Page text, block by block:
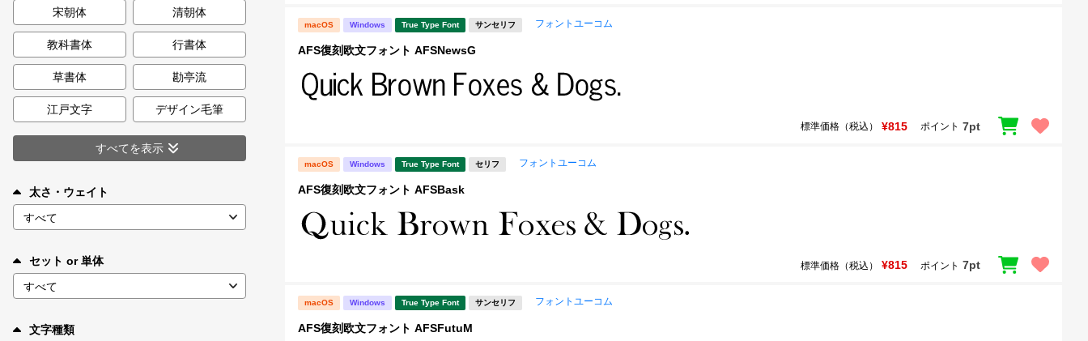
マイページ
お気に入り
ご利用ガイド
お問い合わせ
宋朝体 清朝体
教科書体 行書体
草書体 勘亭流
江戸文字 デザイン毛筆
すべてを表示
太さ・ウェイト
セット or 単体
文字種類
macOS Windows True Type Font サンセリフ フォントユーコム
AFS復刻欧文フォント AFSNewsG
標準価格（税込） ¥815 ポイント 7pt
macOS Windows True Type Font セリフ フォントユーコム
AFS復刻欧文フォント AFSBask
標準価格（税込） ¥815 ポイント 7pt
macOS Windows True Type Font サンセリフ フォントユーコム
AFS復刻欧文フォント AFSFutuM